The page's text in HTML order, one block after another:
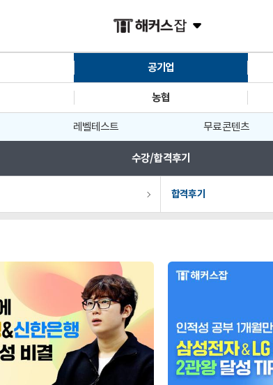
공기업
농협
레벨테스트 무료 콘텐츠
수강/합격후기
합격후기